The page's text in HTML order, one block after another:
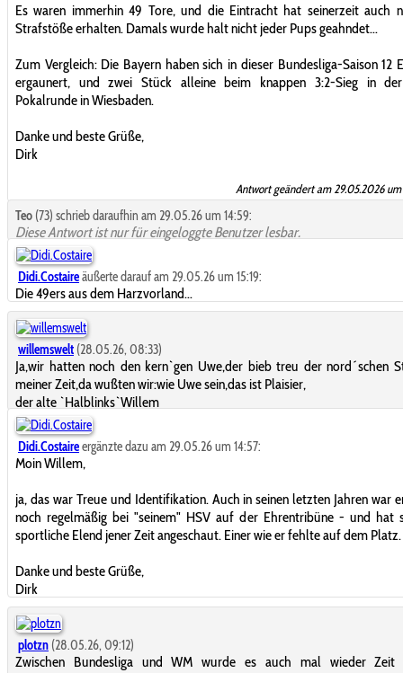
Es waren immerhin 49 Tore, und die Eintracht hat seinerzeit auch
Strafstöße erhalten. Damals wurde halt nicht jeder Pups geahndet...
Zum Vergleich: Die Bayern haben sich in dieser Bundesliga-Saison 12
ergaunert, und zwei Stück alleine beim knappen 3:2-Sieg in
Pokalrunde in Wiesbaden.
Danke und beste Grüße,
Dirk
Antwort geändert am 29.05.2026 um
Teo (73) schrieb daraufhin am 29.05.26 um 14:59:
Diese Antwort ist nur für eingeloggte Benutzer lesbar.
Didi.Costaireäußerte darauf am 29.05.26 um 15:19:
Die 49ers aus dem Harzvorland...
willemswelt (28.05.26, 08:33)
Ja,wir hatten noch den kern`gen Uwe,der bieb treu der nord´schen
meiner Zeit,da wußten wir:wie Uwe sein,das ist Plaisier,
der alte `Halblinks`Willem
Didi.Costaireergänzte dazu am 29.05.26 um 14:57:
Moin Willem,
ja, das war Treue und Identifikation. Auch in seinen letzten Jahren war
noch regelmäßig bei "seinem" HSV auf der Ehrentribüne - und hat
sportliche Elend jener Zeit angeschaut. Einer wie er fehlte auf dem Platz.
Danke und beste Grüße,
Dirk
plotzn (28.05.26, 09:12)
Zwischen Bundesliga und WM wurde es auch mal wieder